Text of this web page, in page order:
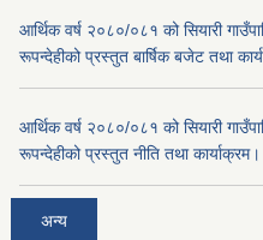
आर्थिक वर्ष २०८०/०८१ को सियारी
रूपन्देहीको प्रस्तुत बार्षिक बजेट तथा
आर्थिक वर्ष २०८०/०८१ को सियारी
रूपन्देहीको प्रस्तुत नीति तथा कार्याक्रम।
अन्य